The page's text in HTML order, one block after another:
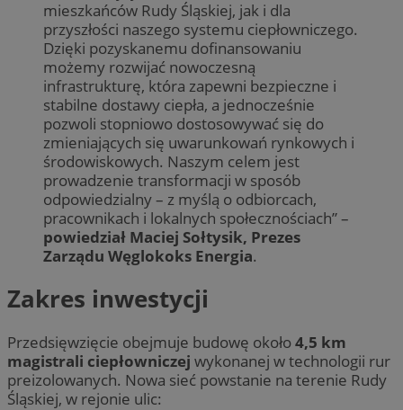
mieszkańców Rudy Śląskiej, jak i dla
przyszłości naszego systemu ciepłowniczego.
Dzięki pozyskanemu dofinansowaniu
możemy rozwijać nowoczesną
infrastrukturę, która zapewni bezpieczne i
stabilne dostawy ciepła, a jednocześnie
pozwoli stopniowo dostosowywać się do
zmieniających się uwarunkowań rynkowych i
środowiskowych. Naszym celem jest
prowadzenie transformacji w sposób
odpowiedzialny – z myślą o odbiorcach,
pracownikach i lokalnych społecznościach” –
powiedział Maciej Sołtysik, Prezes
Zarządu Węglokoks Energia.
Zakres inwestycji
Przedsięwzięcie obejmuje budowę około4,5 km
magistrali ciepłowniczej wykonanej w technologii rur
preizolowanych. Nowa sieć powstanie na terenie Rudy
Śląskiej, w rejonie ulic: